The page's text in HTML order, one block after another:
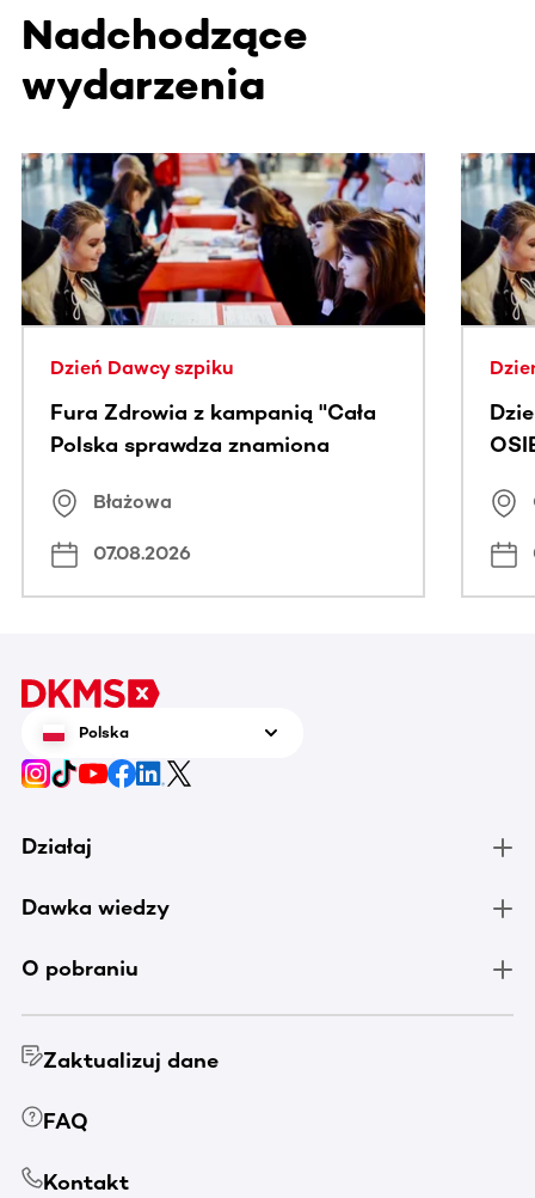
Nadchodzące
wydarzenia
Ta sekcja zawiera treści przewijane w poziomie. Użyj
Dzień Dawcy szpiku
Fura Zdrowia z kampanią "Cała
Polska sprawdza znamiona
Błażowa
07.08.2026
Polska
Działaj
Dawka wiedzy
O pobraniu
Zaktualizuj dane
FAQ
Kontakt